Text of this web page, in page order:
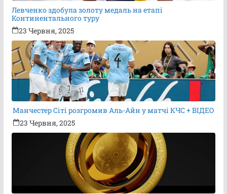
Левченко здобула золоту медаль на етапі
Континентального туру
23 Червня, 2025
Манчестер Сіті розгромив Аль-Айн у матчі КЧС + ВІДЕО
23 Червня, 2025